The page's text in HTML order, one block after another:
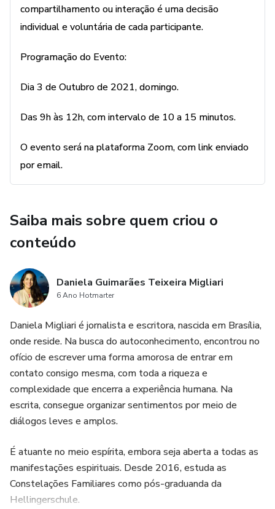
compartilhamento ou interação é uma decisão
individual e voluntária de cada participante.
Programação do Evento:
Dia 3 de Outubro de 2021, domingo.
Das 9h às 12h, com intervalo de 10 a 15 minutos.
O evento será na plataforma Zoom, com link enviado
por email.
Saiba mais sobre quem criou o
conteúdo
Daniela Guimarães Teixeira Migliari
6 Ano Hotmarter
Daniela Migliari é jornalista e escritora, nascida em Brasília,
onde reside. Na busca do autoconhecimento, encontrou no
ofício de escrever uma forma amorosa de entrar em
contato consigo mesma, com toda a riqueza e
complexidade que encerra a experiência humana. Na
escrita, consegue organizar sentimentos por meio de
diálogos leves e amplos.
É atuante no meio espírita, embora seja aberta a todas as
manifestações espirituais. Desde 2016, estuda as
Constelações Familiares como pós-graduanda da
Hellingerschule.